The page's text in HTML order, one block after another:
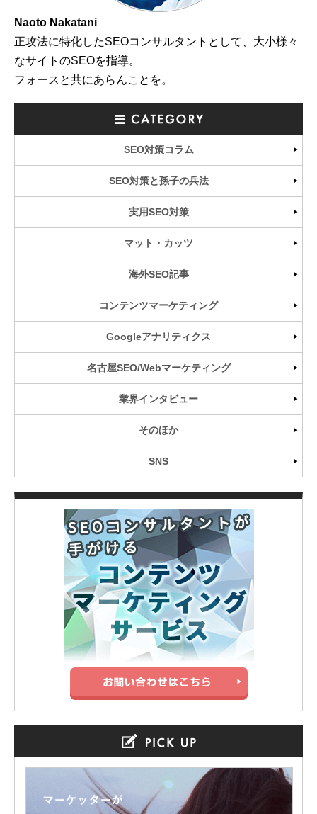
Naoto Nakatani
正攻法に特化したSEOコンサルタントとして、大小様々
なサイトのSEOを指導。
フォースと共にあらんことを。
SEO対策コラム
SEO対策と孫子の兵法
実用SEO対策
マット・カッツ
海外SEO記事
コンテンツマーケティング
Googleアナリティクス
名古屋SEO/Webマーケティング
業界インタビュー
そのほか
SNS